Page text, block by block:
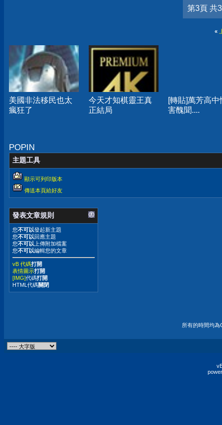
第3頁 共
«
美國非法移民也太
瘋狂了
今天才知棋靈王真
正結局
[轉貼]萬芳高中
害醜聞....
POPIN
主題工具
顯示可列印版本
傳送本頁給好友
發表文章規則
您不可以發起新主題
您不可以回應主題
您不可以 上傳附加檔案
您不可以編輯您的文章
vB 代碼打開
表情圖示打開
[IMG]代碼打開
HTML代碼關閉
所有的時間均為